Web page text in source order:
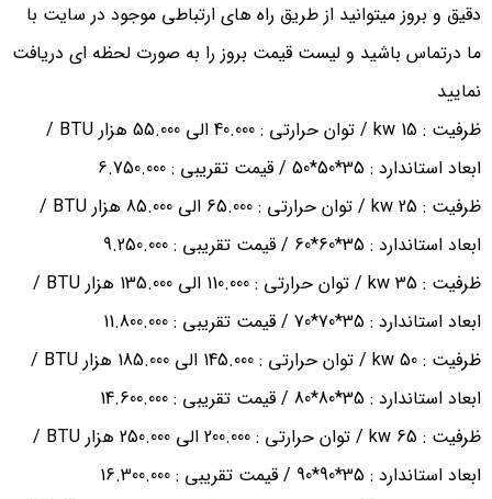
دقیق و بروز میتوانید از طریق راه های ارتباطی موجود در سایت با
ما درتماس باشید و لیست قیمت بروز را به صورت لحظه ای دریافت
نمایید
ظرفیت : 15 kw / توان حرارتی : 40.000 الی 55.000 هزار BTU /
ابعاد استاندارد : 35*50*50 / قیمت تقریبی : 6.750.000
ظرفیت : 25 kw / توان حرارتی : 65.000 الی 85.000 هزار BTU /
ابعاد استاندارد : 35*60*60 / قیمت تقریبی : 9.250.000
ظرفیت : 35 kw / توان حرارتی : 110.000 الی 135.000 هزار BTU /
ابعاد استاندارد : 35*70*70 / قیمت تقریبی : 11.800.000
ظرفیت : 50 kw / توان حرارتی : 145.000 الی 185.000 هزار BTU /
ابعاد استاندارد : 35*80*80 / قیمت تقریبی : 14.600.000
ظرفیت : 65 kw / توان حرارتی : 200.000 الی 250.000 هزار BTU /
ابعاد استاندارد : 35*90*90 / قیمت تقریبی : 16.300.000